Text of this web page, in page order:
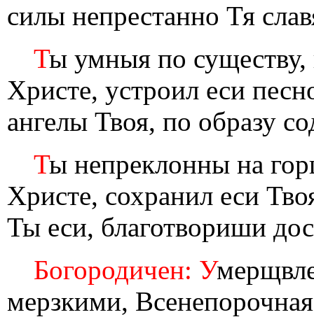
силы непрестанно Тя
Ты умныя по существу,
Христе, устроил еси
ангелы Твоя, по образу
Ты непреклонны на
Христе, сохранил еси
Ты еси, благотвориши
Богородичен: У
мерзкими,